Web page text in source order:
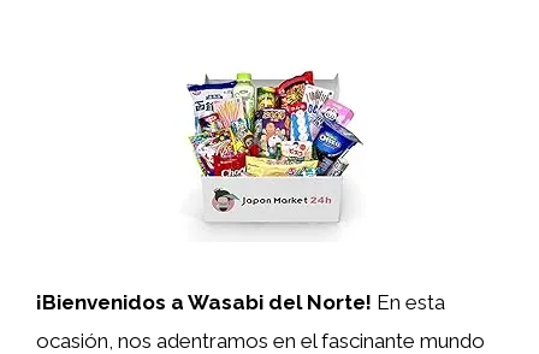
¡Bienvenidos a Wasabi del Norte! En esta
ocasión, nos adentramos en el fascinante mundo